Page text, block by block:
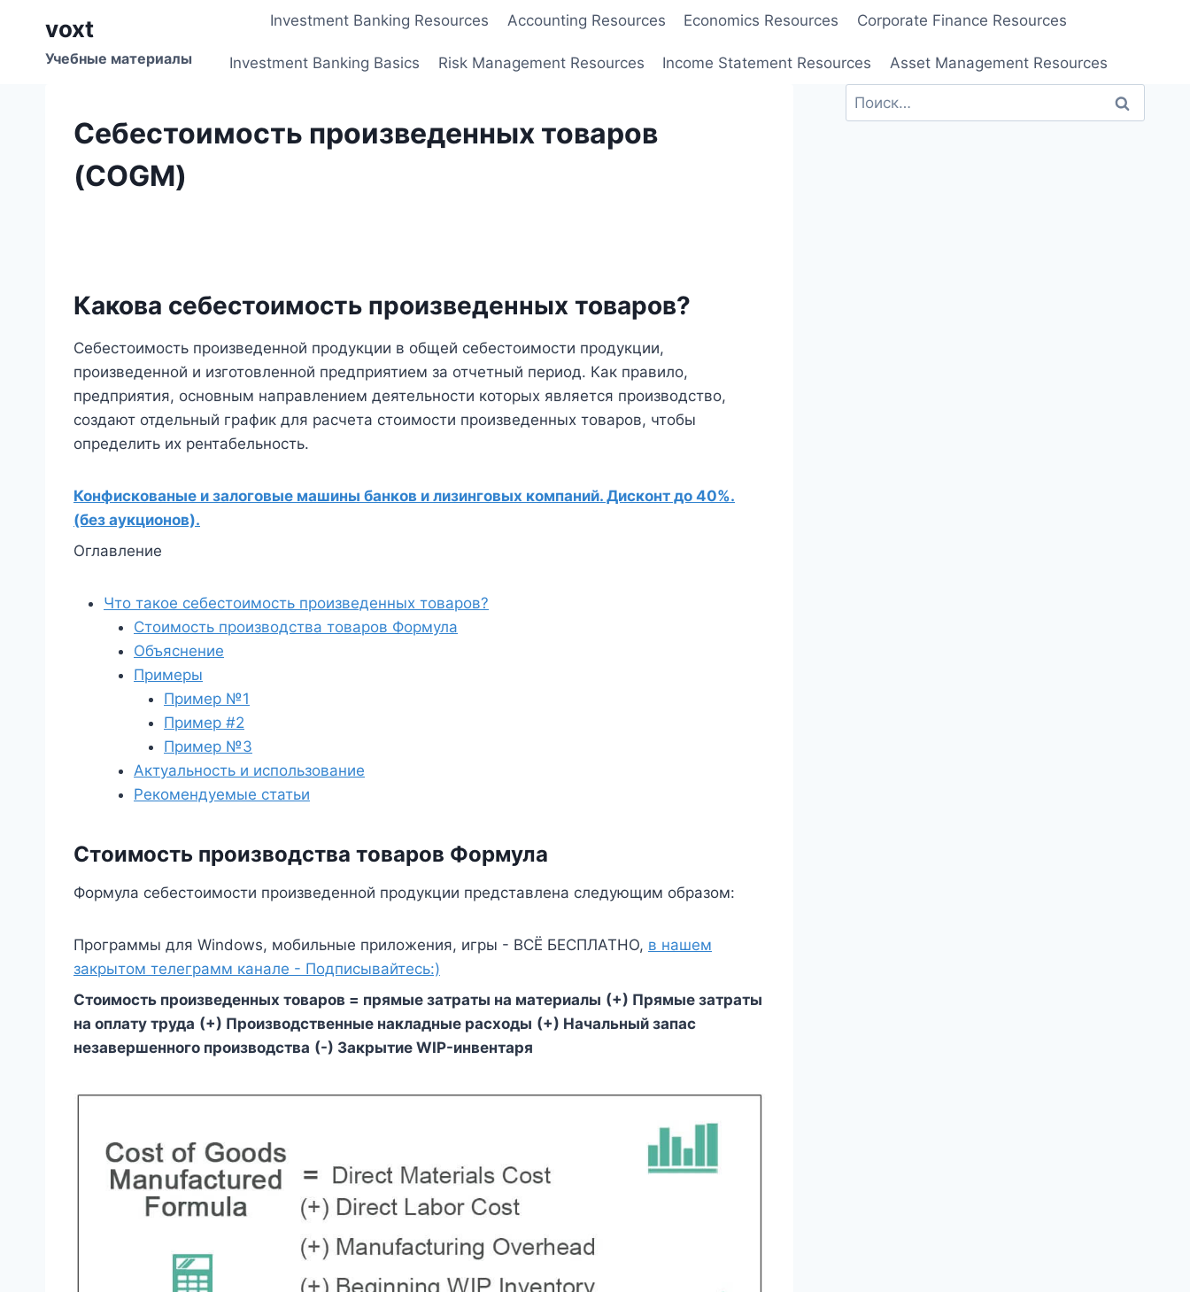
содержимому
voxt
Учебные материалы
Investment Banking Resources Accounting Resources Economics Resources Corporate Finance Resources
Investment Banking Basics Risk Management Resources Income Statement Resources Asset Management Resources
Себестоимость произведенных товаров
(COGM)
Какова себестоимость произведенных товаров?
Себестоимость произведенной продукции в общей себестоимости продукции,
произведенной и изготовленной предприятием за отчетный период. Как правило,
предприятия, основным направлением деятельности которых является производство,
создают отдельный график для расчета стоимости произведенных товаров, чтобы
определить их рентабельность.
Конфискованые и залоговые машины банков и лизинговых компаний. Дисконт до 40%.
(без аукционов).
Оглавление
Что такое себестоимость произведенных товаров?
Стоимость производства товаров Формула
Объяснение
Примеры
Пример №1
Пример #2
Пример №3
Актуальность и использование
Рекомендуемые статьи
Стоимость производства товаров Формула
Формула себестоимости произведенной продукции представлена ​​следующим образом:
Программы для Windows, мобильные приложения, игры - ВСЁ БЕСПЛАТНО, в нашем
закрытом телеграмм канале - Подписывайтесь:)
Стоимость произведенных товаров = прямые затраты на материалы (+) Прямые затраты
на оплату труда (+) Производственные накладные расходы (+) Начальный запас
незавершенного производства (-) Закрытие WIP-инвентаря
Найти: